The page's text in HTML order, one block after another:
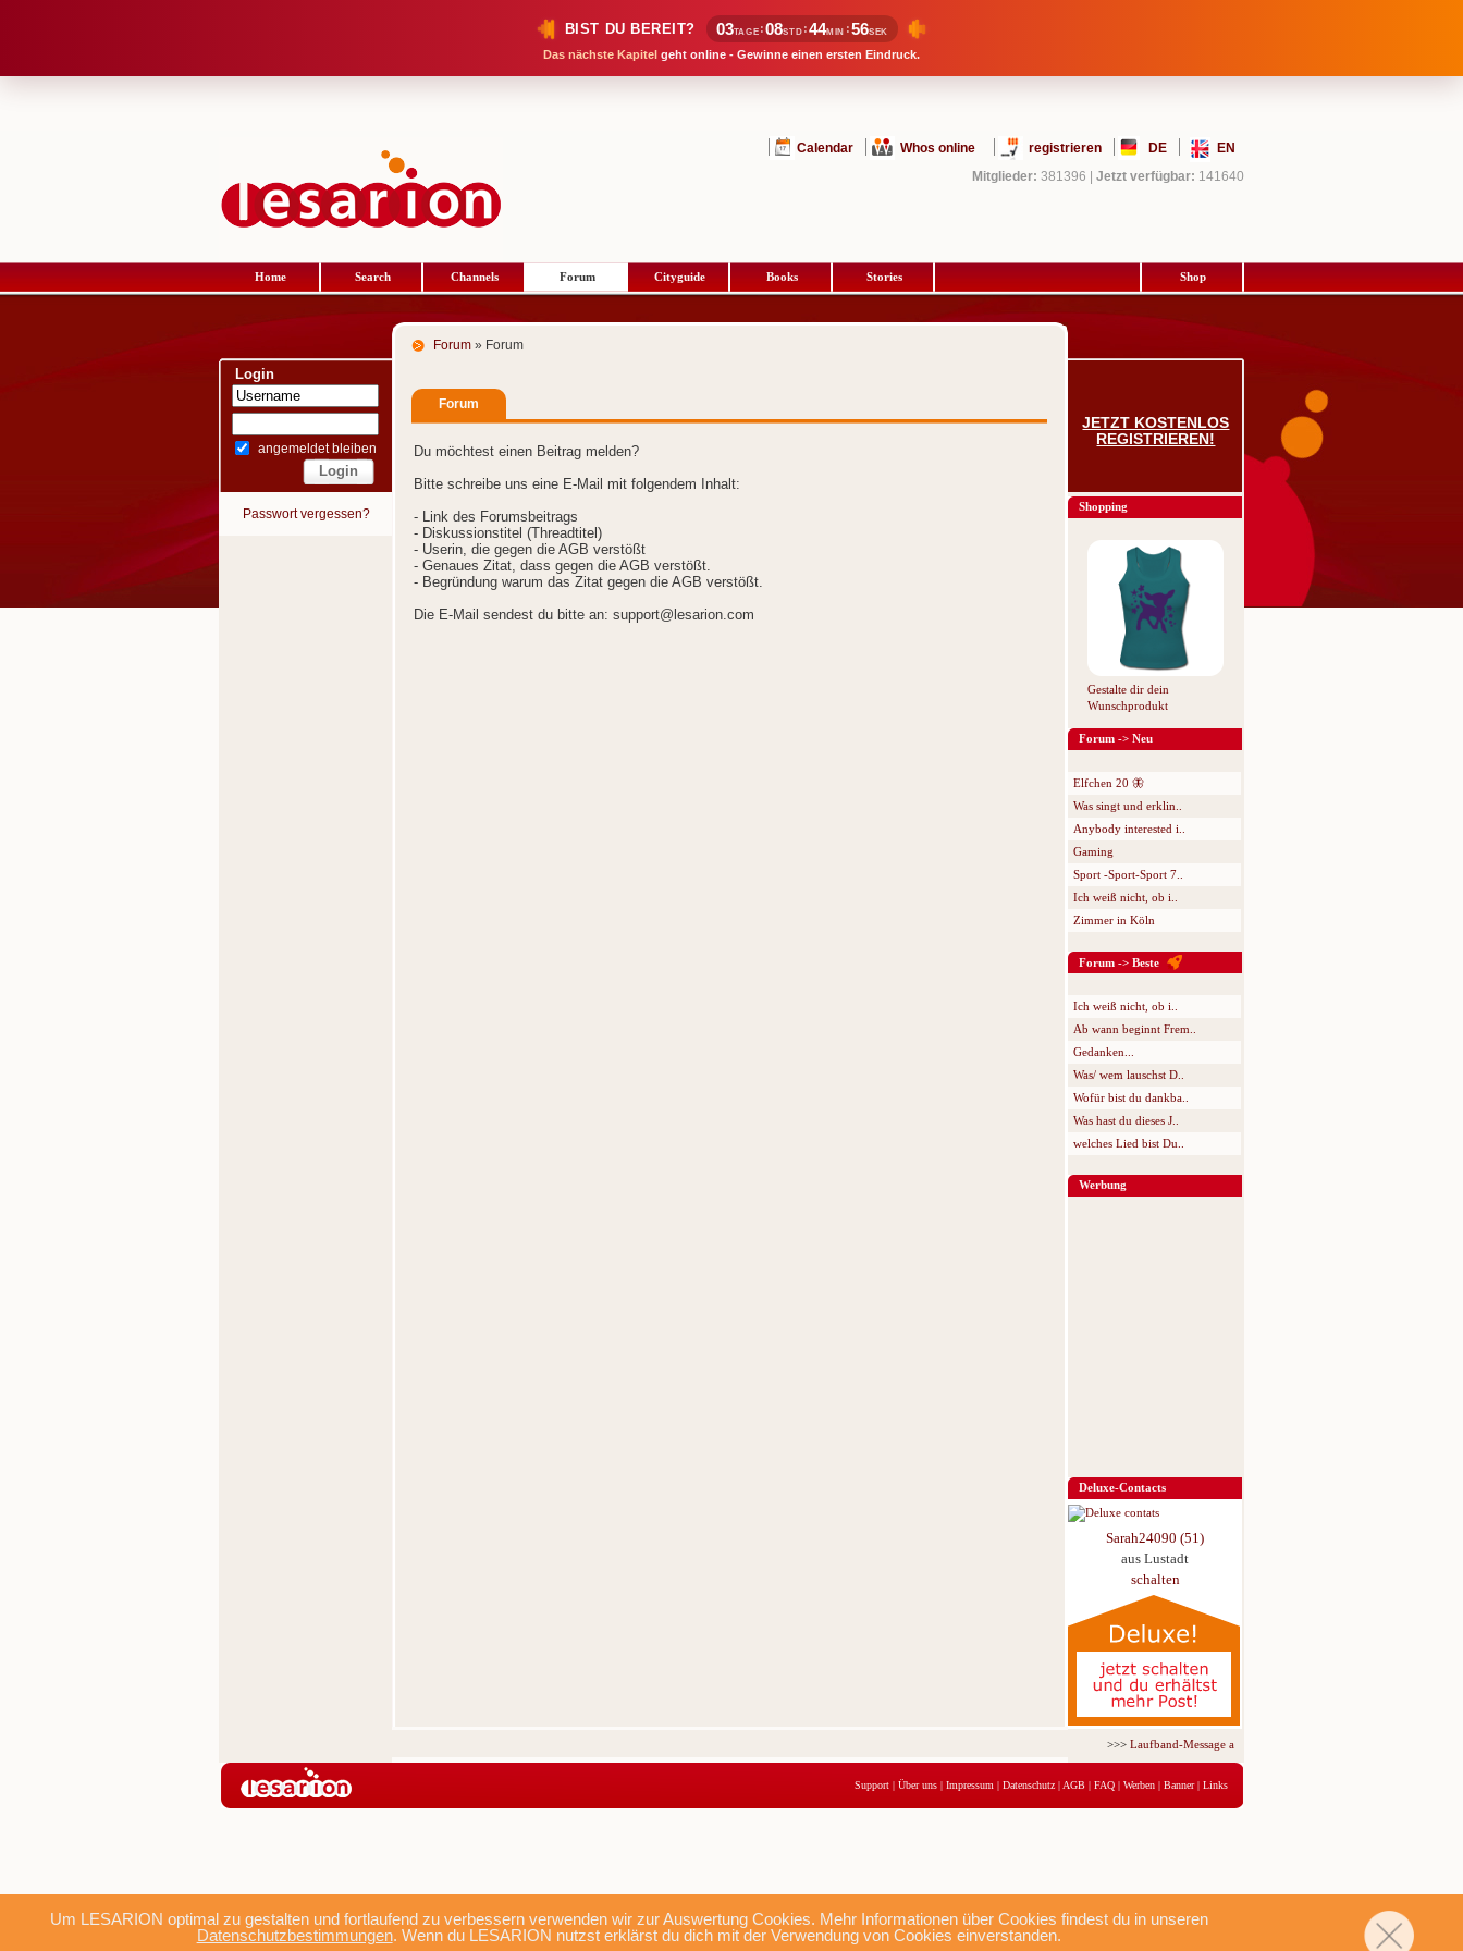
BIST DU BEREIT? 03TAGE :08STD :44MIN :56SEK
Das nächste Kapitel geht online - Gewinne einen ersten Eindruck.
Um LESARION optimal zu gestalten und fortlaufend zu verbessern verwenden wir zur Auswertung Cookies. Mehr Informationen über Cookies findest du in unseren
Datenschutzbestimmungen. Wenn du LESARION nutzst erklärst du dich mit der Verwendung von Cookies einverstanden.
Calendar Whos online registrieren DE
EN
Mitglieder: 381396 Jetzt verfügbar: 141640
Home Search Channels Forum Cityguide Books Stories Shop
Login
angemeldet bleiben
Passwort vergessen?
Forum » Forum
Forum
Du möchtest einen Beitrag melden?
Bitte schreibe uns eine E-Mail mit folgendem Inhalt:
- Link des Forumsbeitrags
- Diskussionstitel (Threadtitel)
- Userin, die gegen die AGB verstößt
- Genaues Zitat, dass gegen die AGB verstößt.
- Begründung warum das Zitat gegen die AGB verstößt.
Die E-Mail sendest du bitte an: support@lesarion.com
JETZT KOSTENLOS
REGISTRIEREN!
Shopping
Gestalte dir dein
Wunschprodukt
Forum -> Neu
Elfchen 20 🦋
Was singt und erklin..
Anybody interested i..
Gaming
Sport -Sport-Sport 7..
Ich weiß nicht, ob i..
Zimmer in Köln
Forum -> Beste
Ich weiß nicht, ob i..
Ab wann beginnt Frem..
Gedanken...
Was/ wem lauschst D..
Wofür bist du dankba..
Was hast du dieses J..
welches Lied bist Du..
Werbung
Deluxe-Contacts
Sarah24090 (51)
aus Lustadt
schalten
>>>Laufband-Message ab nur 5,95 € für 3 Tage!
Support | Über uns | Impressum | Datenschutz | AGB | FAQ | Werben | Banner| Links